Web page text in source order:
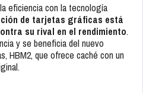
eficiencia con la tecnología
de tarjetas gráficas está
su rival en el rendimiento.
y se beneficia del nuevo
HBM2, que ofrece caché con un